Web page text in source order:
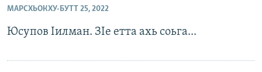
МАРСХЬОКХУ-БУТТ 25, 2022
Юсупов Iилман. ЗIе етта ахь соьга...